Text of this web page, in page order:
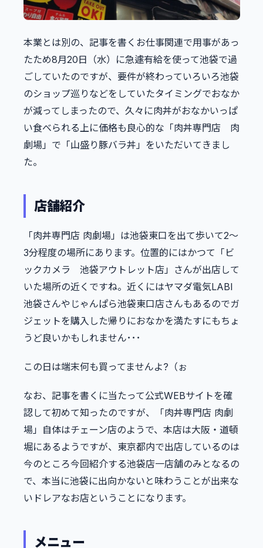
本業とは別の、記事を書くお仕事関連で用事があっ
たため8月20日（水）に急遽有給を使って池袋で過
ごしていたのですが、要件が終わっていろいろ池袋
のショップ巡りなどをしていたタイミングでおなか
が減ってしまったので、久々に肉丼がおなかいっぱ
い食べられる上に価格も良心的な「肉丼専門店 肉
劇場」で「山盛り豚バラ丼」をいただいてきまし
た。
店舗紹介
「肉丼専門店 肉劇場」は池袋東口を出て歩いて2〜
3分程度の場所にあります。位置的にはかつて「ビ
ックカメラ 池袋アウトレット店」さんが出店して
いた場所の近くですね。近くにはヤマダ電気LABI
池袋さんやじゃんぱら池袋東口店さんもあるのでガ
ジェットを購入した帰りにおなかを満たすにもちょ
うど良いかもしれません･･･
この日は端末何も買ってませんよ?（ぉ
なお、記事を書くに当たって公式WEBサイトを確
認して初めて知ったのですが、「肉丼専門店 肉劇
場」自体はチェーン店のようで、本店は大阪・道頓
堀にあるようですが、東京都内で出店しているのは
今のところ今回紹介する池袋店一店舗のみとなるの
で、本当に池袋に出向かないと味わうことが出来な
いドレアなお店ということになります。
メニュー